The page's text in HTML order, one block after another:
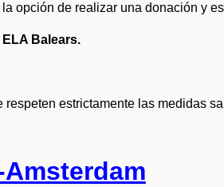
opción de realizar una donación y
Balears.
estrictamente las medidas